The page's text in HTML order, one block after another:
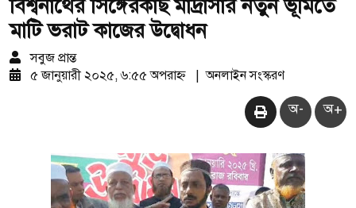
বিশ্বনাথের সিঙ্গেরকাছ মাদ্রাসার নতুন ভূমিতে
মাটি ভরাট কাজের উদ্বোধন
সবুজ প্রান্ত
৫ জানুয়ারী ২০২৫, ৬:৫৫ অপরাহ্ন
অনলাইন সংস্করণ
অ- অ+